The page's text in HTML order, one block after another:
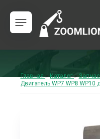
Главная »Каталог »
Двигатель WP7 WP8 WP10